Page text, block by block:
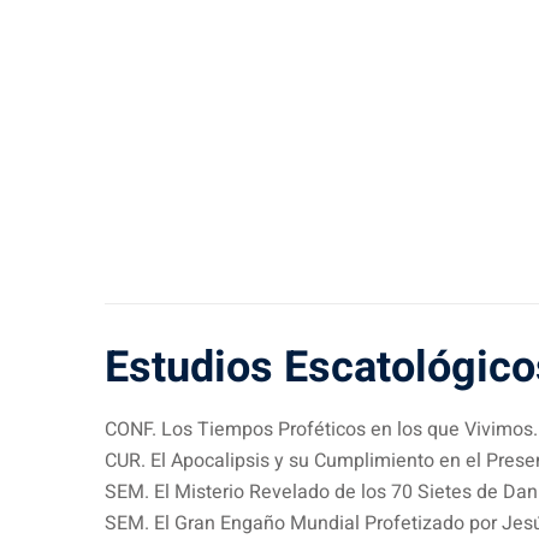
Estudios
CONF. Los Tiempos Proféticos en los que Vivimos.
CUR. El Apocalipsis y su Cumplimiento en el
SEM. El Misterio Revelado de los 70 Sietes de
SEM. El Gran Engaño Mundial Profetizado por